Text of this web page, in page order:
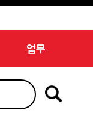
업무